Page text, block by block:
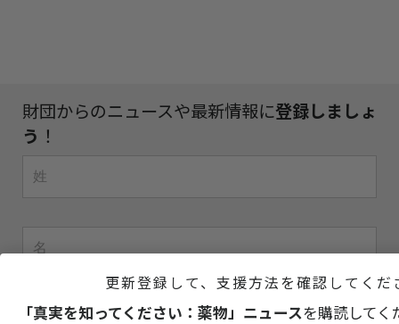
財団からのニュースや最新情報に登録しましょ
う ！
更新登録して、支援方法を確認してくだ
「真実を知ってください：薬物」ニュースを購読してく